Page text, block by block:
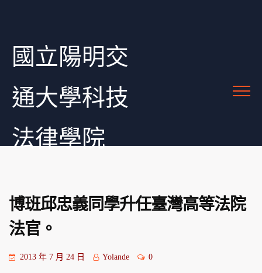
國立陽明交
通大學科技
法律學院
博班邱忠義同學升任臺灣高等法院
法官。
2013 年 7 月 24 日 Yolande 0